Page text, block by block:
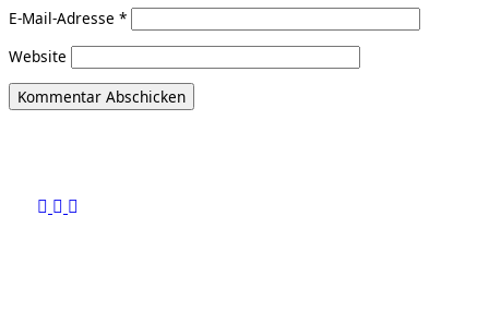
E-Mail-Adresse *
Website